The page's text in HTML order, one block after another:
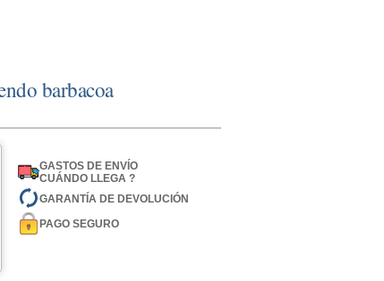
barbacoa
GASTOS DE ENVÍO
CUÁNDO LLEGA ?
GARANTÍA DE DEVOLUCIÓN
PAGO SEGURO